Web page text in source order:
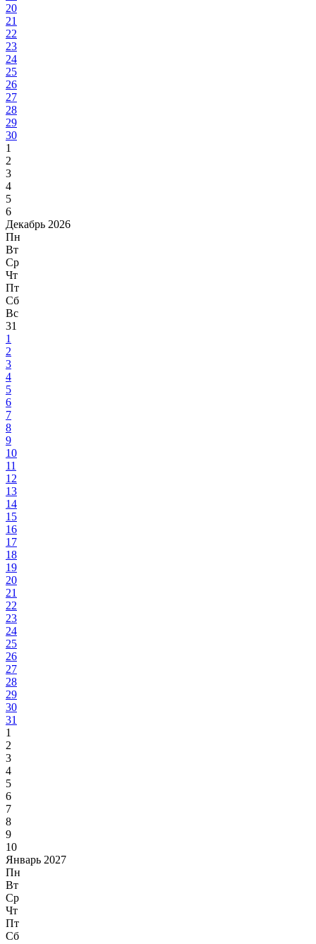
20
21
22
23
24
25
26
27
28
29
30
1
2
3
4
5
6
Декабрь 2026
Пн
Вт
Ср
Чт
Пт
Сб
Вс
31
1
2
3
4
5
6
7
8
9
10
11
12
13
14
15
16
17
18
19
20
21
22
23
24
25
26
27
28
29
30
31
1
2
3
4
5
6
7
8
9
10
Январь 2027
Пн
Вт
Ср
Чт
Пт
Сб